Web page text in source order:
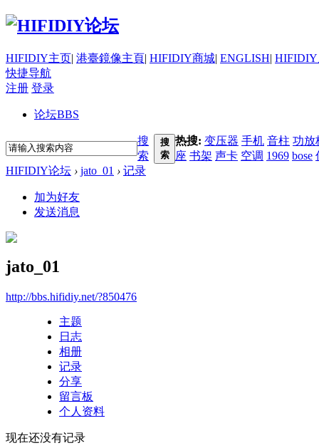
HIFIDIY主页| 港臺鏡像主頁| HIFIDIY商城| ENGLISH|
快捷导航
注册 登录
论坛BBS
搜
索
搜
索
热搜: 变压器 手机 音柱 功放
座 书架 声卡 空调 1969 bose
HIFIDIY论坛 › jato_01 › 记录
加为好友
发送消息
jato_01
http://bbs.hifidiy.net/?850476
主题
日志
相册
记录
分享
留言板
个人资料
现在还没有记录